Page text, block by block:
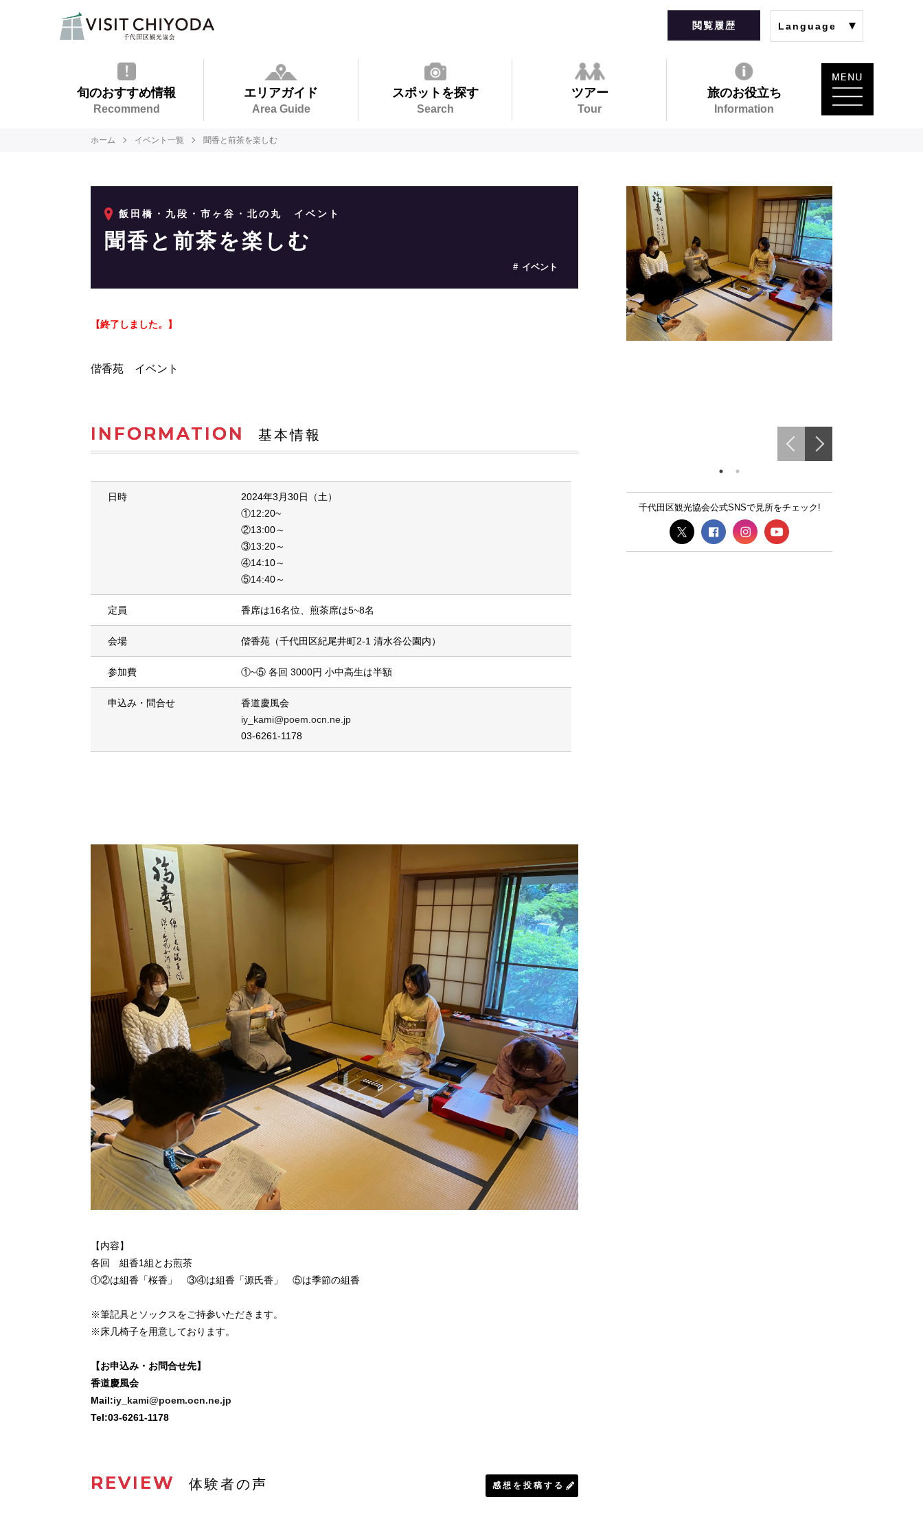
閲覧履歴 Language
旬のおすすめ情報
Recommend
エリアガイド
Area Guide
スポットを探す
Search
ツアー
Tour
旅のお役立ち
Information
ホーム イベント一覧 聞香と前茶を楽しむ
飯田橋・九段・市ヶ谷・北の丸 イベント
聞香と前茶を楽しむ
イベント
【終了しました。】
偕香苑 イベント
INFORMATION 基本情報
日時
2024年3月30日（土）
①12:20~
②13:00～
③13:20～
④14:10～
⑤14:40～
定員 香席は16名位、煎茶席は5~8名
会場 偕香苑（千代田区紀尾井町2-1 清水谷公園内）
参加費 ①~⑤ 各回 3000円 小中高生は半額
申込み・問合せ
香道慶風会
iy_kami@poem.ocn.ne.jp
03-6261-1178
【内容】
各回 組香1組とお煎茶
①②は組香「桜香」 ③④は組香「源氏香」 ⑤は季節の組香
※筆記具とソックスをご持参いただきます。
※床几椅子を用意しております。
【お申込み・お問合せ先】
香道慶風会
Mail:iy_kami@poem.ocn.ne.jp
Tel:03-6261-1178
REVIEW 体験者の声 感想を投稿する
千代田区観光協会公式SNSで見所をチェック!